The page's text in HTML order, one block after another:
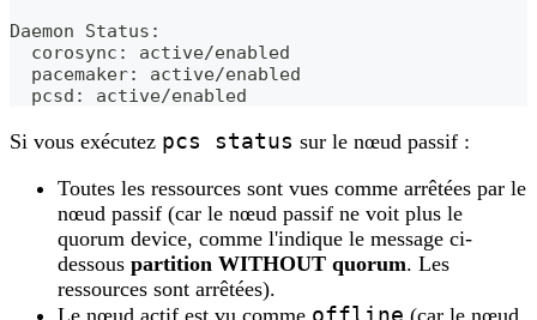
Daemon Status:
  corosync: active/enabled
  pacemaker: active/enabled
  pcsd: active/enabled
Si vous exécutez pcs status sur le nœud passif :
Toutes les ressources sont vues comme arrêtées par le
nœud passif (car le nœud passif ne voit plus le
quorum device, comme l'indique le message ci-
dessous partition WITHOUT quorum. Les
ressources sont arrêtées).
Le nœud actif est vu comme offline (car le nœud